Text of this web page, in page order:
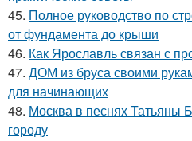
45. Полное руководство по
от фундамента до крыши
46. Как Ярославль связан с
47. ДОМ из бруса своими
для начинающих
48. Москва в песнях Татьяны
городу